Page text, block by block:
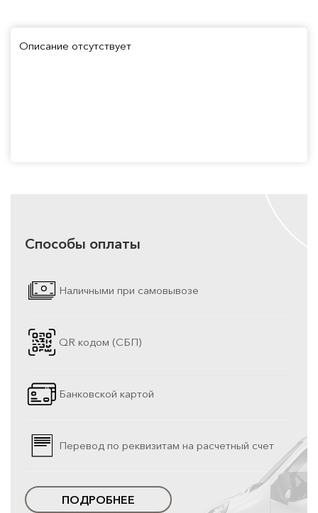
Описание отсутствует
Способы оплаты
Наличными при самовывозе
QR кодом (СБП)
Банковской картой
Перевод по реквизитам на расчетный счет
ПОДРОБНЕЕ